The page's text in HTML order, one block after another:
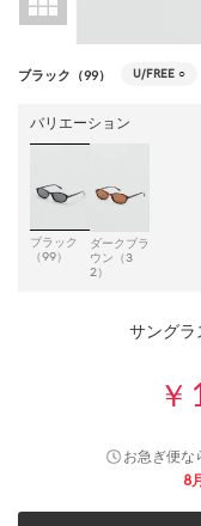
ブラック（99） U/FREE ○
バリエーション
ブラック
（99）
ダークブラ
ウン（3
2）
サングラ
お急ぎ便な
8